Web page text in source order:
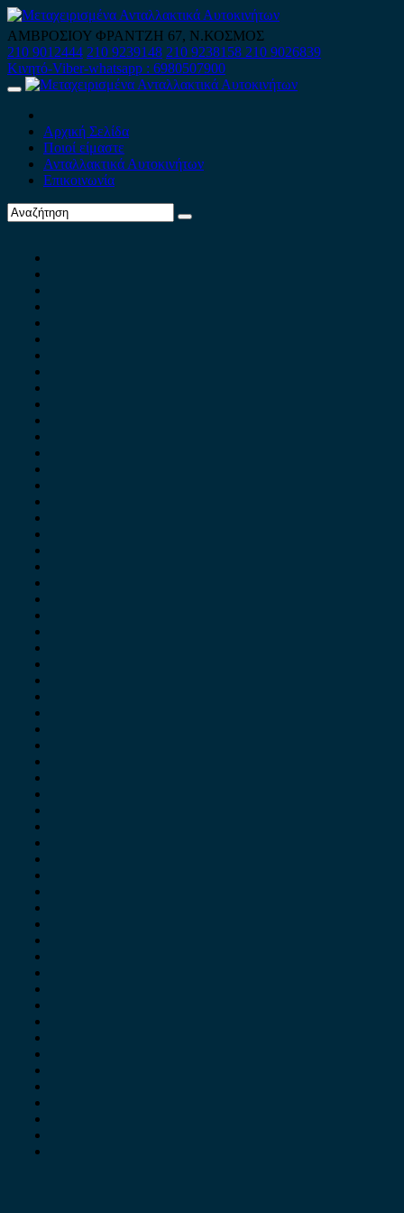
Skip
to
content
ΑΜΒΡΟΣΙΟΥ ΦΡΑΝΤΖΗ 67, Ν.ΚΟΣΜΟΣ
210 9012444 210 9239148 210 9238158 210 9026839
Κινητό-Viber-whatsapp : 6980507900
Primary
Αρχική Σελίδα
Ποιοί είμαστε
Ανταλλακτικά Αυτοκινήτων
Επικοινωνία